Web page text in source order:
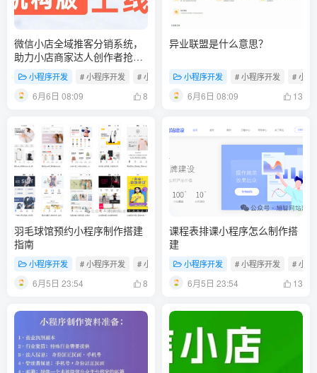
微信小店全域推客分销系统，
助力小店商家达人创作者抢占
万亿蓝海市场！
小程序开发 # 小程序开发 # 小程序制作 # 门店小程序
6月6日 08:09 8
异业联盟是什么意思？
小程序开发 # 小程序开发 # 小程
6月6日 08:09 13
羽毛球馆预约小程序制作搭建
指南
小程序开发 # 小程序开发 # 小程序制作 # 门店小程序
6月5日 23:54 8
课程表排课小程序怎么制作搭
建
小程序开发 # 小程序开发 # 小程
6月5日 23:54 13